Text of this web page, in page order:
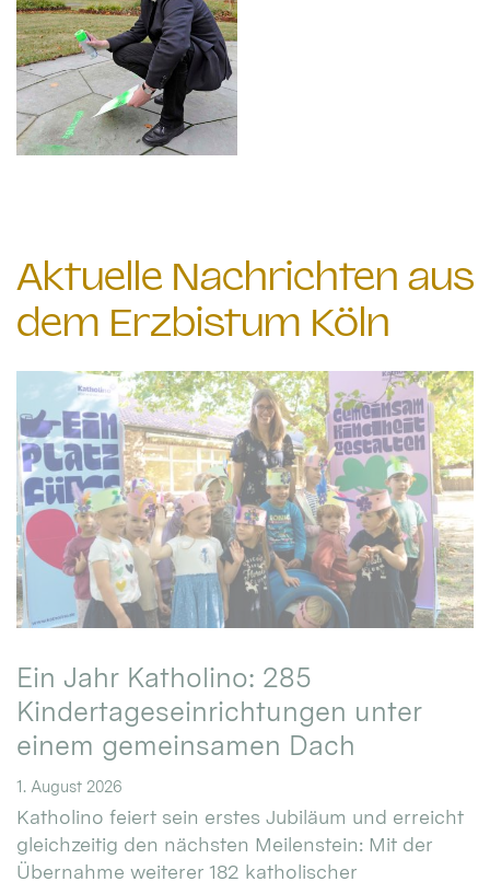
Aktuelle Nachrichten aus
dem Erzbistum Köln
Ein Jahr Katholino: 285
Kindertageseinrichtungen unter
einem gemeinsamen Dach
1. August 2026
Katholino feiert sein erstes Jubiläum und erreicht
gleichzeitig den nächsten Meilenstein: Mit der
Übernahme weiterer 182 katholischer